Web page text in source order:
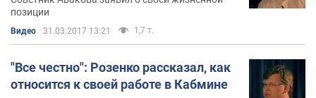
позиции
Видео 31.03.2017 13:21 1,7 т.
"Все честно": Розенко рассказал, как
относится к своей работе в Кабмине